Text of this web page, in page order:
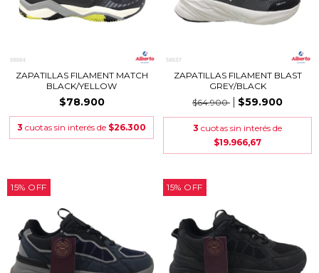
ZAPATILLAS FILAMENT MATCH
BLACK/YELLOW
$78.900
3 cuotas sin interés de $26.300
ZAPATILLAS FILAMENT BLAST
GREY/BLACK
$64.900
$59.900
3 cuotas sin interés de
$19.966,67
15% OFF 15% OFF